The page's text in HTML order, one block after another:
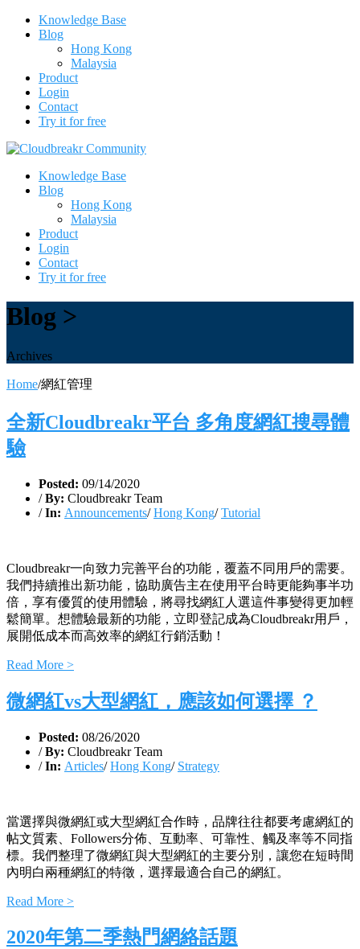
Knowledge Base
Blog
Hong Kong
Malaysia
Product
Login
Contact
Try it for free
Knowledge Base
Blog
Hong Kong
Malaysia
Product
Login
Contact
Try it for free
Blog >
Archives
Home/網紅管理
全新Cloudbreakr平台 多角度網紅搜尋體
驗
Posted: 09/14/2020
/ By: Cloudbreakr Team
/ In: Announcements/Hong Kong/Tutorial
Cloudbreakr一向致力完善平台的功能，覆蓋不同用戶的需要。
我們持續推出新功能，協助廣告主在使用平台時更能夠事半功
倍，享有優質的使用體驗，將尋找網紅人選這件事變得更加輕
鬆簡單。想體驗最新的功能，立即登記成為Cloudbreakr用戶，
展開低成本而高效率的網紅行銷活動！
Read More >
微網紅vs大型網紅，應該如何選擇 ？
Posted: 08/26/2020
/ By: Cloudbreakr Team
/ In: Articles/Hong Kong/ Strategy
當選擇與微網紅或大型網紅合作時，品牌往往都要考慮網紅的
帖文質素、Followers分佈、互動率、可靠性、觸及率等不同指
標。我們整理了微網紅與大型網紅的主要分別，讓您在短時間
內明白兩種網紅的特徵，選擇最適合自己的網紅。
Read More >
2020年第二季熱門網絡話題